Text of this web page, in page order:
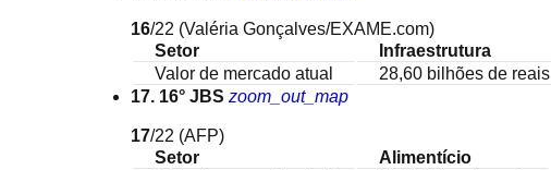
16/22 (Valéria Gonçalves/EXAME.com)
Setor
Infraestrutura
Valor de mercado atual
28,60 bilhões de reais
17. 16° JBS zoom_out_map
17/22 (AFP)
Setor
Alimentício